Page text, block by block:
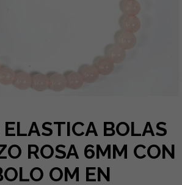
ELASTICA BOLAS
ROSA 6MM CON
OM EN